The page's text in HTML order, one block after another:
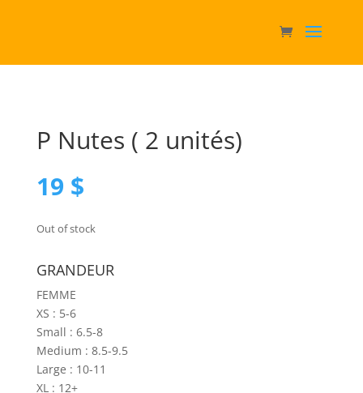
P Nutes ( 2 unités)
19 $
Out of stock
GRANDEUR
FEMME
XS : 5-6
Small : 6.5-8
Medium : 8.5-9.5
Large : 10-11
XL : 12+